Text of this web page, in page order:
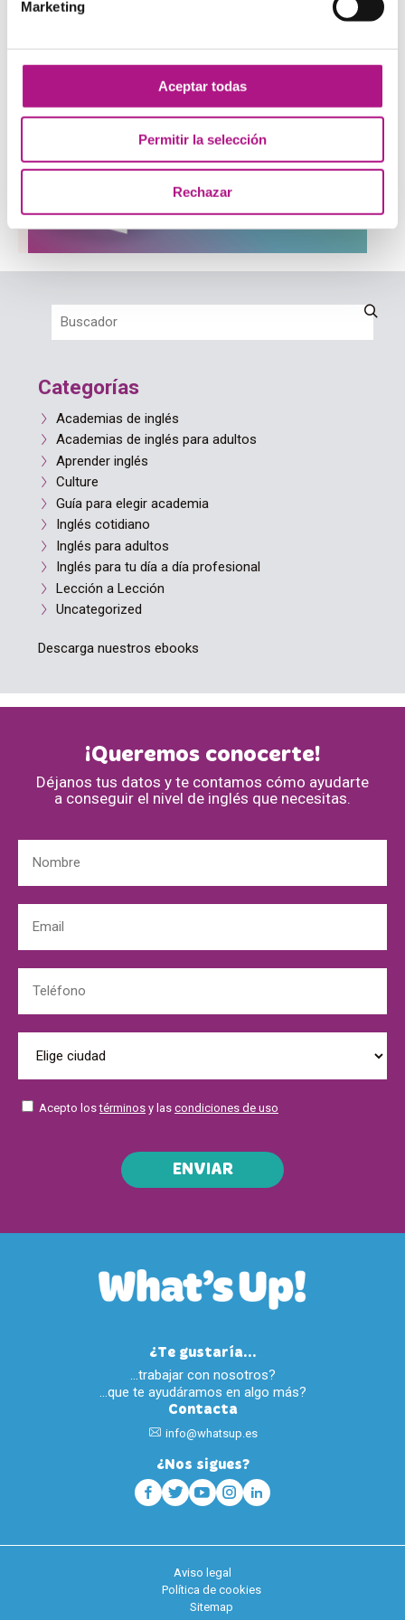
Marketing
Aceptar todas
Permitir la selección
Rechazar
7 consejos para escoger tu escuela de idiomas
Categorías
Academias de inglés
Academias de inglés para adultos
Aprender inglés
Culture
Guía para elegir academia
Inglés cotidiano
Inglés para adultos
Inglés para tu día a día profesional
Lección a Lección
Uncategorized
Descarga nuestros ebooks
¡Queremos conocerte!
Déjanos tus datos y te contamos cómo ayudarte
a conseguir el nivel de inglés que necesitas.
Acepto lostérminos y las condiciones de uso
ENVIAR
¿Te gustaría...
…trabajar con nosotros?
…que te ayudáramos en algo más?
Contacta
info@whatsup.es
¿Nos sigues?
Aviso legal
Política de cookies
Sitemap